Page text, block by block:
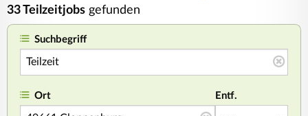
33 Teilzeitjobs gefunden
Suchbegriff
Ort Entf.